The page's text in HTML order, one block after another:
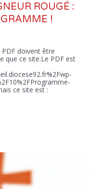
ROUGÉ :
!
doivent être
que ce site.Le PDF est
ce site est :